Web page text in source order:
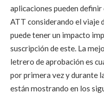
aplicaciones pueden
ATT considerando el viaje
puede tener un impacto
suscripción de este. La
letrero de aprobación es
por primera vez y durante
están mostrando en los